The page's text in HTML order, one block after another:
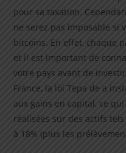
pour sa taxation.
ne serez pas imposable si
bitcoins. En effet, chaque
et il est important de
votre pays avant de
France, la loi Tepa de a
aux gains en capital, ce
réalisées sur des actifs
à 18% (plus les